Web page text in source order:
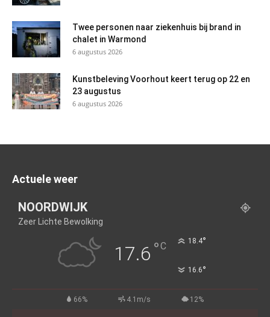
Twee personen naar ziekenhuis bij brand in
chalet in Warmond
6 augustus 2026
Kunstbeleving Voorhout keert terug op 22 en
23 augustus
6 augustus 2026
Actuele weer
NOORDWIJK
Zeer Lichte Bewolking
17.6 °C 18.4°
16.6°
66% 4.1m/s 12%